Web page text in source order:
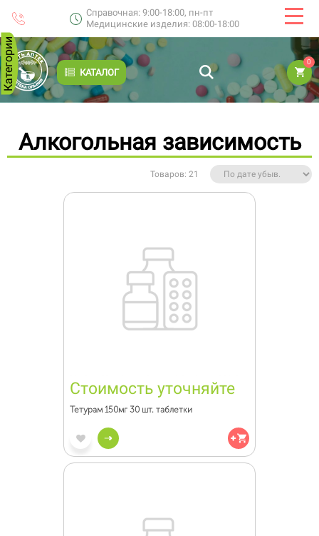
Справочная: 9:00-18:00, пн-пт
Медицинские изделия: 08:00-18:00
КАТАЛОГ
0
Категории
Алкогольная зависимость
Товаров: 21
Стоимость уточняйте
Тетурам 150мг 30 шт. таблетки